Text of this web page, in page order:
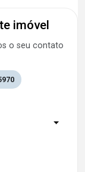
imóvel
o seu contato